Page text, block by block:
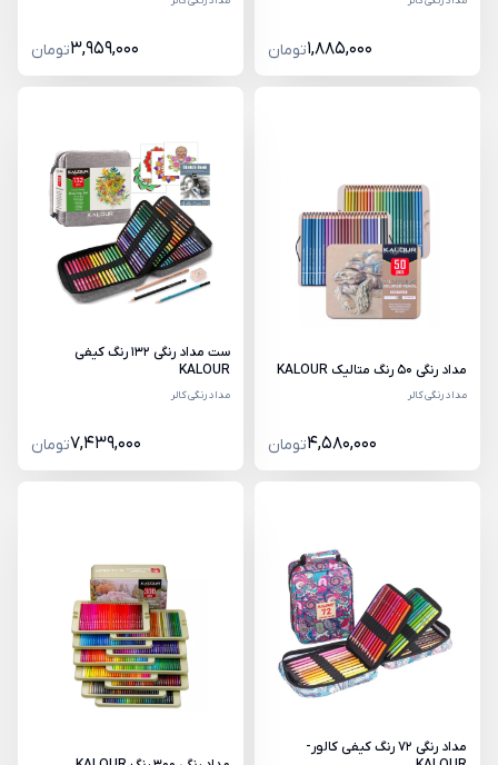
1,885,000تومان 3,959,000تومان
مداد رنگی 50 رنگ متالیک KALOUR
مداد رنگی کالر
4,580,000تومان
ست مداد رنگی 132 رنگ کیفی
KALOUR
مداد رنگی کالر
7,439,000تومان
مداد رنگی 72 رنگ کیفی کالور-